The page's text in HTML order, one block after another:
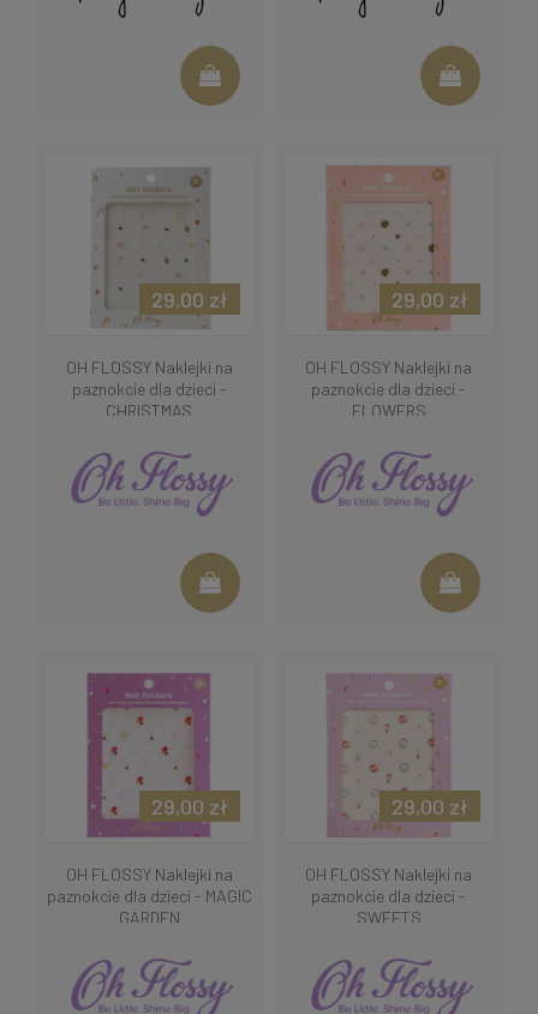
OH FLOSSY Naklejki na
paznokcie dla dzieci -
CHRISTMAS
29,00 zł
OH FLOSSY Naklejki na
paznokcie dla dzieci -
FLOWERS
29,00 zł
OH FLOSSY Naklejki na
paznokcie dla dzieci - MAGIC
GARDEN
29,00 zł
OH FLOSSY Naklejki na
paznokcie dla dzieci -
SWEETS
29,00 zł